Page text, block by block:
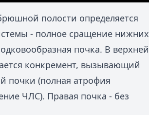
полости определяется
- полное сращение нижних
почка. В верхней
конкремент, вызывающий
почки (полная атрофия
ЧЛС). Правая почка - без